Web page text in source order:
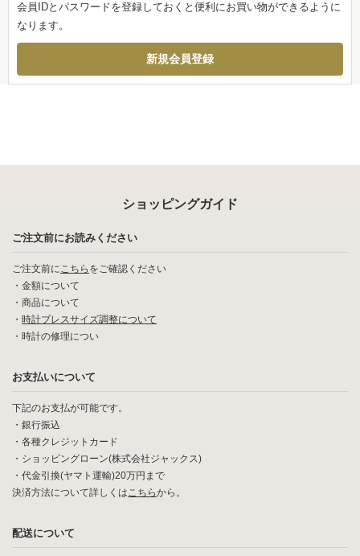
会員IDとパスワードを登録しておくと便利にお買い物ができるように
なります。
ショッピングガイド
ご注文前にお読みください
ご注文前にこちら をご確認ください
・ 金額について
・ 商品について
・ 時計ブレスサイズ調整について
・ 時計の修理につい
お支払いについて
下記のお支払が可能です。
・銀行振込
・各種クレジットカード
・ショッピングローン(株式会社ジャックス)
・代金引換(ヤマト運輸)20万円まで
決済方法について詳しくはこちらから。
配送について